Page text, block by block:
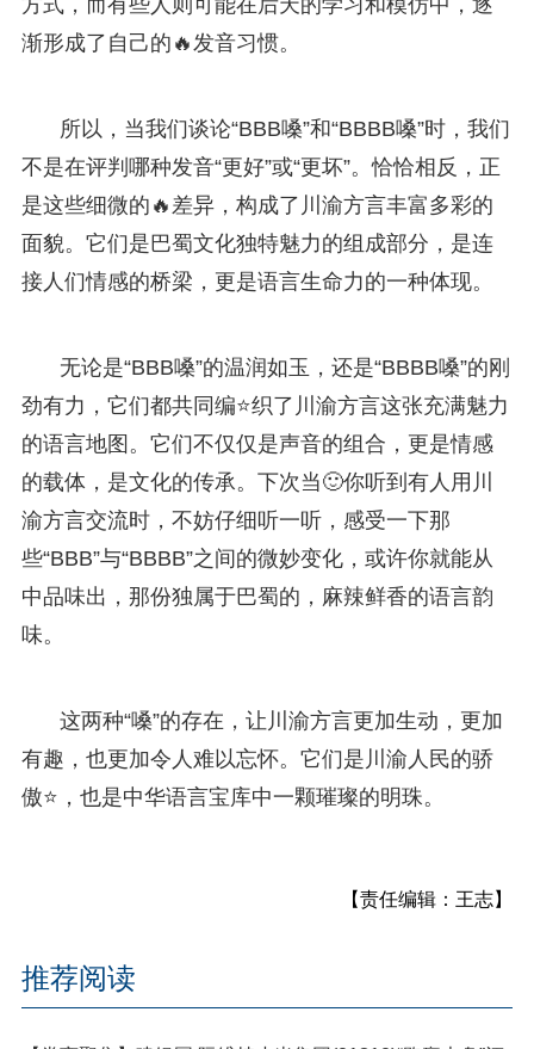
渐形成了自己的🔥发音习惯。
所以，当我们谈论“BBB嗓”和“BBBB嗓”时，我们
不是在评判哪种发音“更好”或“更坏”。恰恰相反，正
是这些细微的🔥差异，构成了川渝方言丰富多彩的
面貌。它们是巴蜀文化独特魅力的组成部分，是连
接人们情感的桥梁，更是语言生命力的一种体现。
无论是“BBB嗓”的温润如玉，还是“BBBB嗓”的刚
劲有力，它们都共同编⭐织了川渝方言这张充满魅力
的语言地图。它们不仅仅是声音的组合，更是情感
的载体，是文化的传承。下次当🙂你听到有人用川
渝方言交流时，不妨仔细听一听，感受一下那
些“BBB”与“BBBB”之间的微妙变化，或许你就能从
中品味出，那份独属于巴蜀的，麻辣鲜香的语言韵
味。
这两种“嗓”的存在，让川渝方言更加生动，更加
有趣，也更加令人难以忘怀。它们是川渝人民的骄
傲⭐，也是中华语言宝库中一颗璀璨的明珠。
【责任编辑：王志】
推荐阅读